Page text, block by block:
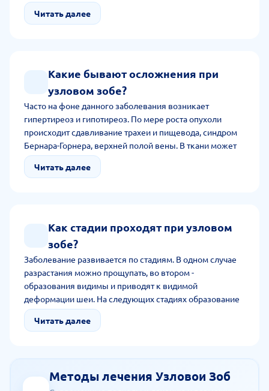
наследственная предрасположенность с хронической
воспалительной патологией ЛОР-органов, избыточным
Читать далее
Какие бывают осложнения при
узловом зобе?
Часто на фоне данного заболевания возникает
гипертиреоз и гипотиреоз. По мере роста опухоли
происходит сдавливание трахеи и пищевода, синдром
Бернара-Горнера, верхней полой вены. В ткани может
возникнуть спонтанное кровоизлияние и воспаление.
Среди других осложнений трахеомаляция с
Читать далее
Как стадии проходят при узловом
зобе?
Заболевание развивается по стадиям. В одном случае
разрастания можно прощупать, во втором -
образования видимы и приводят к видимой
деформации шеи. На следующих стадиях образование
достигает таких размеров, что сдавливает окружающие
органы, ткани, сосуды и приводит к осложнениям.
Читать далее
Методы лечения Узловои Зоб